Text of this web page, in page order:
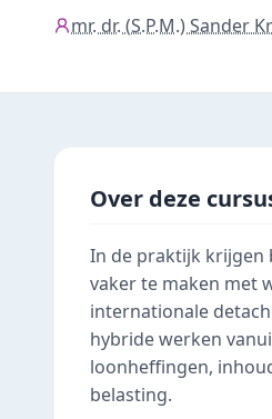
mr. dr. (S.P.M.) Sander
Over deze
In de praktijk krijgen
vaker te maken met
internationale
hybride werken
loonheffingen,
belasting.